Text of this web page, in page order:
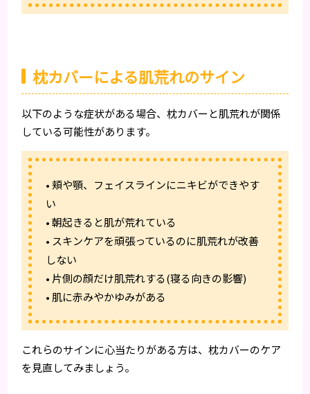
枕カバーによる肌荒れのサイン
以下のような症状がある場合、枕カバーと肌荒れが関係
している可能性があります。
• 頬や顎、フェイスラインにニキビができやす
い
• 朝起きると肌が荒れている
• スキンケアを頑張っているのに肌荒れが改善
しない
• 片側の顔だけ肌荒れする(寝る向きの影響)
• 肌に赤みやかゆみがある
これらのサインに心当たりがある方は、枕カバーのケア
を見直してみましょう。